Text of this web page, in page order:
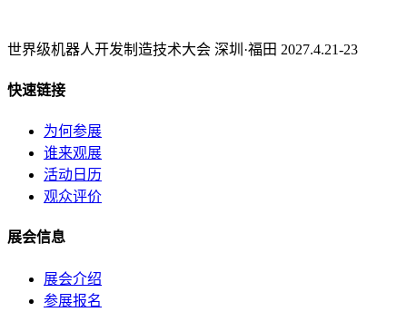
世界级机器人开发制造技术大会 深圳·福田 2027.4.21-23
快速链接
为何参展
谁来观展
活动日历
观众评价
展会信息
展会介绍
参展报名